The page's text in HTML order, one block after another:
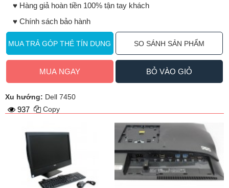
♥️ Hàng giả hoàn tiền 100% tận tay khách
♥️ Chính sách bảo hành
MUA TRẢ GÓP THẺ TÍN DỤNG SO SÁNH SẢN PHẨM
MUA NGAY BỎ VÀO GIỎ
Xu hướng: Dell 7450
937 Copy